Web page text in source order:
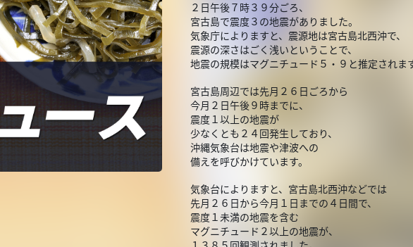
２日午後７時３９分ごろ、
宮古島で震度３の地震がありました。
気象庁によりますと、震源地は宮古島北西沖で、
震源の深さはごく浅いということで、
地震の規模はマグニチュード５・９と推定されま
宮古島周辺では先月２６日ごろから
今月２日午後９時までに、
震度１以上の地震が
少なくとも２４回発生しており、
沖縄気象台は地震や津波への
備えを呼びかけています。
気象台によりますと、宮古島北西沖などでは
先月２６日から今月１日までの４日間で、
震度１未満の地震を含む
マグニチュード２以上の地震が、